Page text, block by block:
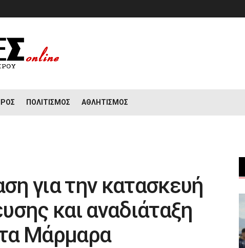
ΠΟΛΙΤΙΣΜΌΣ ΑΘΛΗΤΙΣΜΌΣ
για την κατασκευή
και αναδιάταξη
Μάρμαρα